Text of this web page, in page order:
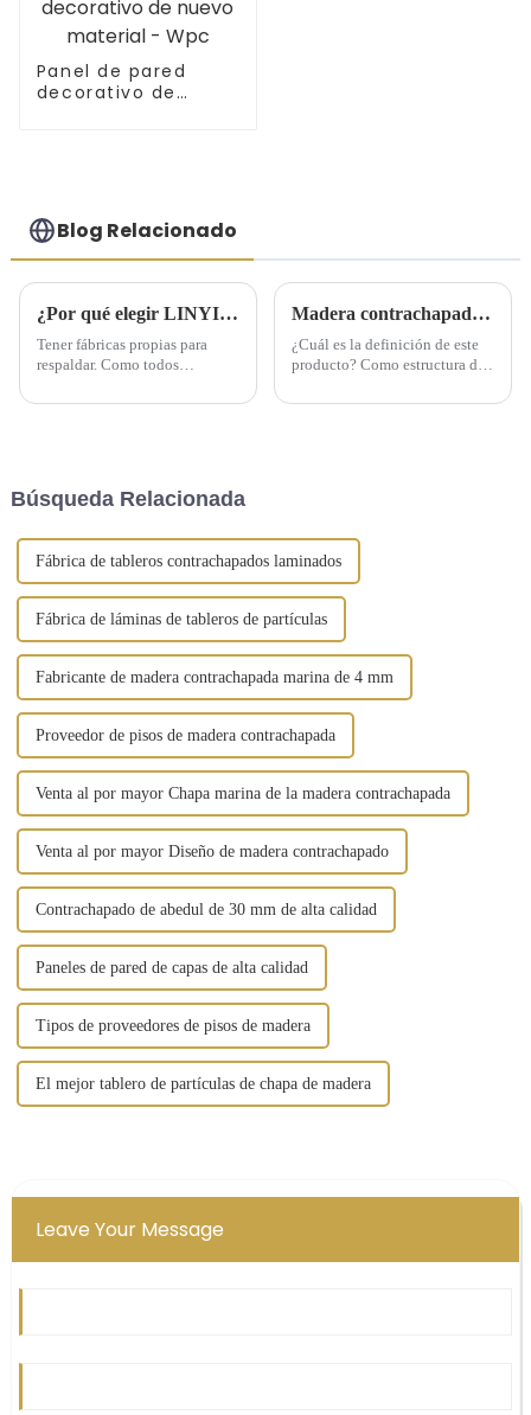
Panel de pared
decorativo de
Blog Relacionado
¿Por qué elegir LINYI JIUHENG como socio?
Tener fábricas propias para
respaldar. Como todos
comercio exterior, las empresas
situación real es que la mayoría
de los extranjeros...
Madera contrachapada revestida con película: ¿Qué es este producto?
¿Cuál es la definición de este
producto? Como estructura de
contrachapada revestida con
Búsqueda Relacionada
Fábrica de tableros contrachapados laminados
Fábrica de láminas de tableros de partículas
Fabricante de madera contrachapada marina de 4 mm
Proveedor de pisos de madera contrachapada
Venta al por mayor Chapa marina de la madera contrachapada
Venta al por mayor Diseño de madera contrachapado
Contrachapado de abedul de 30 mm de alta calidad
Paneles de pared de capas de alta calidad
Tipos de proveedores de pisos de madera
El mejor tablero de partículas de chapa de madera
Leave Your Message